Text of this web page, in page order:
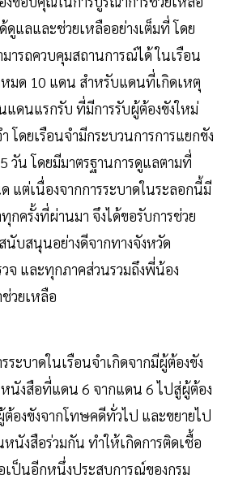
แลและช่วยเหลืออย่างเต็มที่ โดย
ารถควบคุมสถานการณ์ได้ ในเรือน
หมด 10 แดน สำหรับแดนที่เกิดเหตุ
ดนแรกรับ ที่มีการรับผู้ต้องขังใหม่
โดยเรือนจำมีกระบวนการการแยกขัง
วัน โดยมีมาตรฐานการดูแลตามที่
แต่เนื่องจากการระบาดในระลอกนี้มี
กครั้งที่ผ่านมา จึงได้ขอรับการช่วย
นับสนุนอย่างดีจากทางจังหวัด
วจ และทุกภาคส่วนรวมถึงพี่น้อง
วยเหลือ
ระบาดในเรือนจำเกิดจากมีผู้ต้องขัง
นังสือที่แดน 6 จากแดน 6 ไปสู่ผู้ต้อง
องขังจากโทษคดีทั่วไป และขยายไป
หนังสือร่วมกัน ทำให้เกิดการติดเชื้อ
เป็นอีกหนึ่งประสบการณ์ของกรม